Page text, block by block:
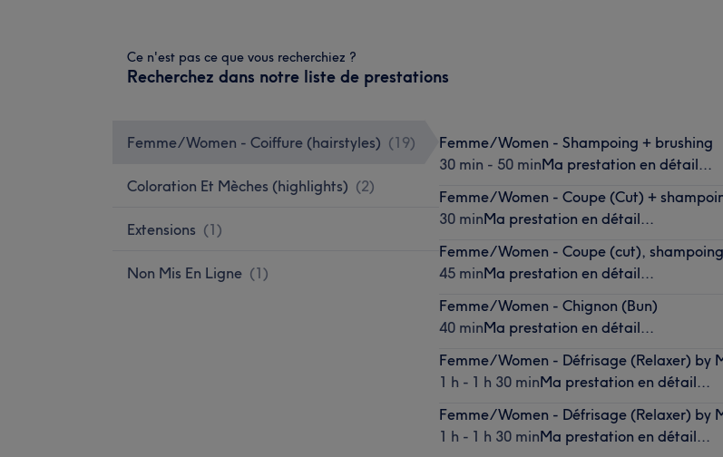
Ce n'est pas ce que vous recherchiez ?
Recherchez dans notre liste de prestations
Femme/Women - Coiffure (hairstyles) (19)
Coloration Et Mèches (highlights) (2)
Extensions (1)
Non Mis En Ligne (1)
Femme/Women - Shampoing + brushing
30 min - 50 minMa prestation en détail...
Femme/Women - Coupe (Cut) +
30 minMa prestation en détail...
Femme/Women - Coupe (cut),
45 minMa prestation en détail...
Femme/Women - Chignon (Bun)
40 minMa prestation en détail...
Femme/Women - Défrisage (Relaxer) by
1 h - 1 h 30 minMa prestation en détail...
Femme/Women - Défrisage (Relaxer) by
1 h - 1 h 30 minMa prestation en détail...